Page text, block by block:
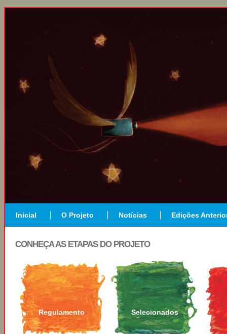
Inicial O Projeto Notícias Edições
CONHEÇA AS ETAPAS DO PROJETO
Regulamento Selecionados